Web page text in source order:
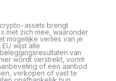
assets brengt
met zich mee, waaronder
mogelijke verlies van je
wijst alle
van
wordt verstrekt, vormt
of een aanbod
verkopen of vast te